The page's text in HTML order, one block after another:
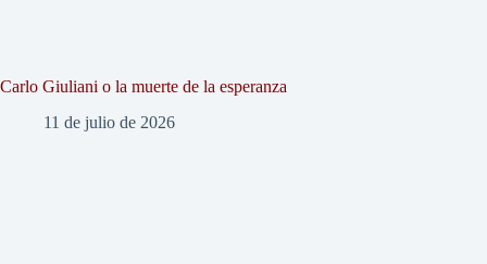
Carlo Giuliani o la muerte de la esperanza
11 de julio de 2026